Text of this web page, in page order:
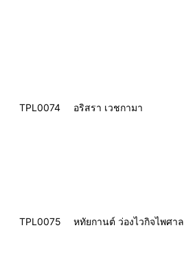
TPL0074 อริสรา เวชกามา
TPL0075 หทัยกานต์ ว่องไวกิจไพศาล